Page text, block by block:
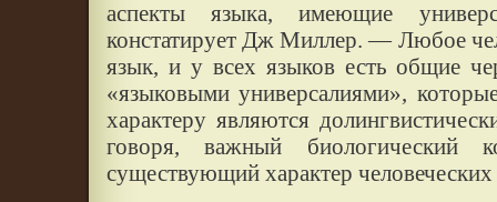
аспекты языка, имеющие
констатирует Дж Миллер. — Любое
язык, и у всех языков есть общие
«языковыми универсалиями»,
характеру являются
говоря, важный биологический
существующий характер